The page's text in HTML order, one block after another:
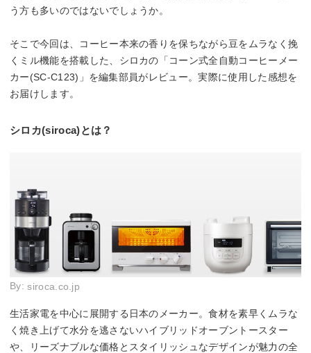
う方も多いのではないでしょうか。
そこで今回は、コーヒー本来の香りを保ちながら豆をムラなく挽
くミル機能を搭載した、シロカの「コーン式全自動コーヒーメー
カー(SC-C123)」を編集部員がレビュー。実際に使用した感想を
お届けします。
シロカ(siroca)とは？
By:siroca.co.jp
生活家電を中心に展開する日本のメーカー。食材を素早くムラな
く焼き上げて水分を逃さないハイブリッドオーブントースター
や、リーズナブルな価格とスタイリッシュなデザインが魅力の全